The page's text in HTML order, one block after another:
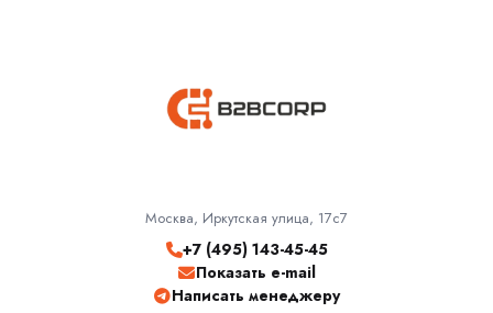
Москва, Иркутская улица, 17с7
+7 (495) 143-45-45
Показать e-mail
Написать менеджеру